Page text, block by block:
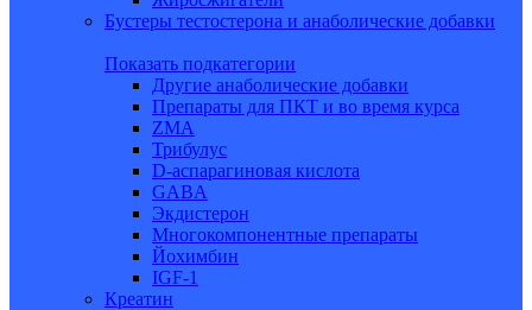
Бустеры тестостерона и анаболические добавки
Показать подкатегории
Другие анаболические добавки
Препараты для ПКТ и во время курса
ZMA
Трибулус
D-аспарагиновая кислота
GABA
Экдистерон
Многокомпонентные препараты
Йохимбин
IGF-1
Креатин